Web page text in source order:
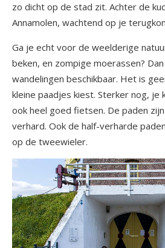
zo dicht op de stad zit. Achter de
Annamolen, wachtend op je
Ga je echt voor de weelderige
beken, en zompige moerassen?
wandelingen beschikbaar. Het is
kleine paadjes kiest. Sterker nog, je
ook heel goed fietsen. De paden
verhard. Ook de half-verharde
op de tweewieler.